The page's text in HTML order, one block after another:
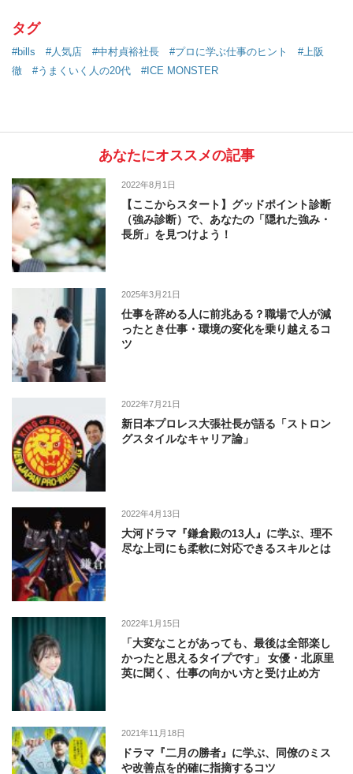
タグ
#bills #人気店 #中村貞裕社長 #プロに学ぶ仕事のヒント
#上阪
徹
#うまくいく人の20代 #ICE MONSTER
あなたにオススメの記事
2022年8月1日
【ここからスタート】グッドポイント診断
（強み診断）で、あなたの「隠れた強み・
長所」を見つけよう！
2025年3月21日
仕事を辞める人に前兆ある？職場で人が減
ったとき仕事・環境の変化を乗り越えるコ
ツ
2022年7月21日
新日本プロレス大張社長が語る「ストロン
グスタイルなキャリア論」
2022年4月13日
大河ドラマ『鎌倉殿の13人』に学ぶ、理不
尽な上司にも柔軟に対応できるスキルとは
2022年1月15日
「大変なことがあっても、最後は全部楽し
かったと思えるタイプです」 女優・北原里
英に聞く、仕事の向かい方と受け止め方
2021年11月18日
ドラマ『二月の勝者』に学ぶ、同僚のミス
や改善点を的確に指摘するコツ